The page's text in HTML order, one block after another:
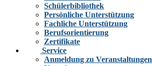
Schülerbibliothek
Persönliche Unterstützung
Fachliche Unterstützung
Berufsorientierung
Zertifikate
Service
Anmeldung zu Veranstaltungen